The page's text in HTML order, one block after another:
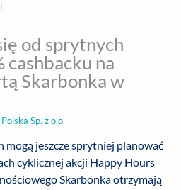
od sprytnych
cashbacku na
Skarbonka w
Sp. z o.o.
mogą jeszcze sprytniej planować
cyklicznej akcji Happy Hours
Skarbonka otrzymają